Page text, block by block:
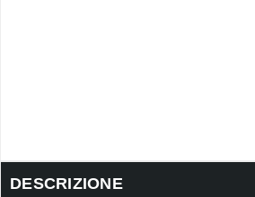
DESCRIZIONE